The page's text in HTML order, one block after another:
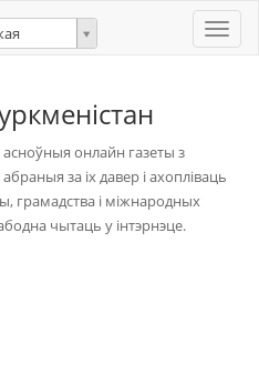
Toggle
асноўныя онлайн газеты з
за іх давер і ахопліваць
грамадства і міжнародных
чытаць у інтэрнэце.